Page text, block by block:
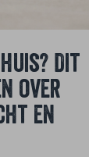
Dit
over
en